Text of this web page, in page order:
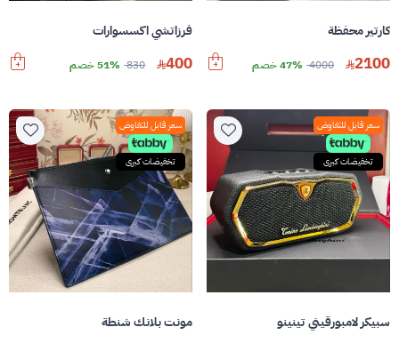
كارتير محفظة
2100
4000 47% خصم
فرزاتشي اكسسوارات
400
830 51% خصم
سعر قابل للتفاوض
تخفيضات كبرى
سبيكر لامبورقيني تينينو
سعر قابل للتفاوض
تخفيضات كبرى
مونت بلانك شنطة